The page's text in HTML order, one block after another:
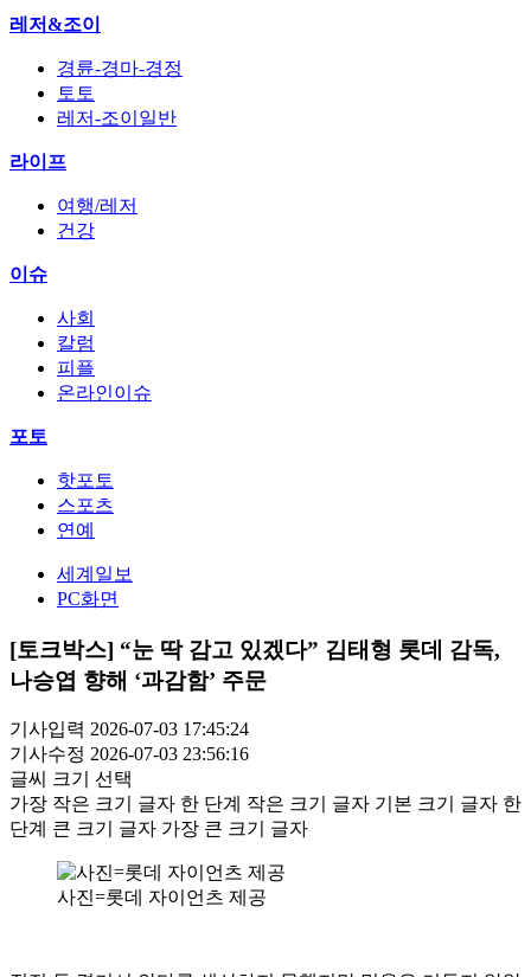
레저&조이
경륜-경마-경정
토토
레저-조이일반
라이프
여행/레저
건강
이슈
사회
칼럼
피플
온라인이슈
포토
핫포토
스포츠
연예
세계일보
PC화면
[토크박스] “눈 딱 감고 있겠다” 김태형 롯데 감독,
나승엽 향해 ‘과감함’ 주문
기사입력 2026-07-03 17:45:24
기사수정 2026-07-03 23:56:16
글씨 크기 선택
가장 작은 크기 글자 한 단계 작은 크기 글자 기본 크기 글자 한
단계 큰 크기 글자 가장 큰 크기 글자
사진=롯데 자이언츠 제공